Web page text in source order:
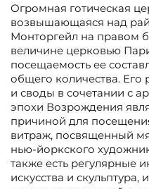
Огромная готическая
возвышающаяся над
Монторгейл на правом
величине церковью
посещаемость ее
общего количества.
и своды в сочетании с
эпохи Возрождения
причиной для
витраж, посвященный
нью-йоркского
также есть регулярные
искусства и